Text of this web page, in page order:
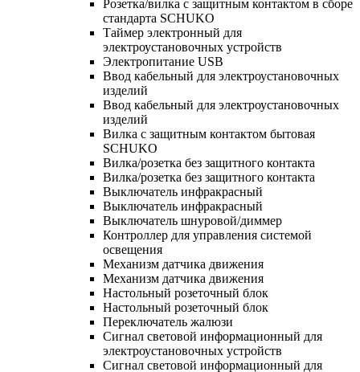
Розетка/вилка с защитным контактом в сборе
стандарта SCHUKO
Таймер электронный для
электроустановочных устройств
Электропитание USB
Ввод кабельный для электроустановочных
изделий
Ввод кабельный для электроустановочных
изделий
Вилка с защитным контактом бытовая
SCHUKO
Вилка/розетка без защитного контакта
Вилка/розетка без защитного контакта
Выключатель инфракрасный
Выключатель инфракрасный
Выключатель шнуровой/диммер
Контроллер для управления системой
освещения
Механизм датчика движения
Механизм датчика движения
Настольный розеточный блок
Настольный розеточный блок
Переключатель жалюзи
Сигнал световой информационный для
электроустановочных устройств
Сигнал световой информационный для